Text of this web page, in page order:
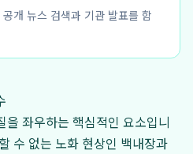
개 뉴스 검색과 기관 발표를 함
좌우하는 핵심적인 요소입니
수 없는 노화 현상인 백내장과